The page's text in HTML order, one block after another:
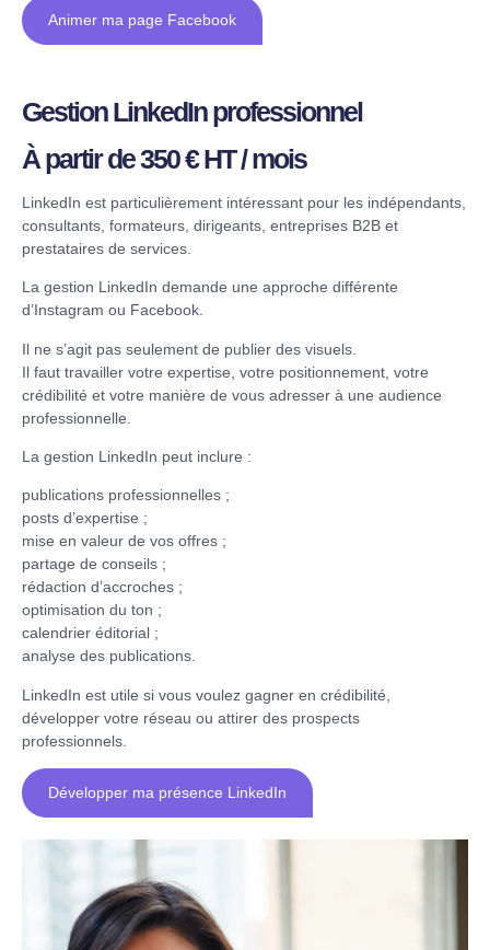
Animer ma page Facebook
Gestion LinkedIn professionnel
À partir de 350 € HT / mois
LinkedIn est particulièrement intéressant pour les indépendants,
consultants, formateurs, dirigeants, entreprises B2B et
prestataires de services.
La gestion LinkedIn demande une approche différente
d’Instagram ou Facebook.
Il ne s’agit pas seulement de publier des visuels.
Il faut travailler votre expertise, votre positionnement, votre
crédibilité et votre manière de vous adresser à une audience
professionnelle.
La gestion LinkedIn peut inclure :
publications professionnelles ;
posts d’expertise ;
mise en valeur de vos offres ;
partage de conseils ;
rédaction d’accroches ;
optimisation du ton ;
calendrier éditorial ;
analyse des publications.
LinkedIn est utile si vous voulez gagner en crédibilité,
développer votre réseau ou attirer des prospects
professionnels.
Développer ma présence LinkedIn